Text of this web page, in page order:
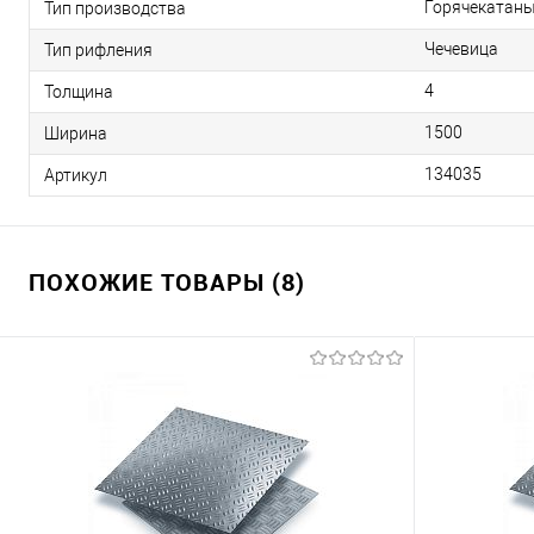
Тип производства
Тип рифления Чечевица
Толщина 4
Ширина 1500
Артикул 134035
ПОХОЖИЕ ТОВАРЫ (8)